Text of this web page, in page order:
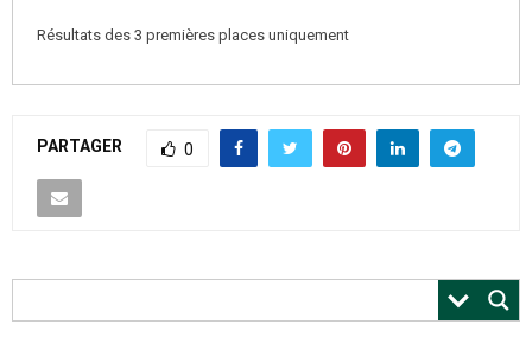
Résultats des 3 premières places uniquement
PARTAGER 0